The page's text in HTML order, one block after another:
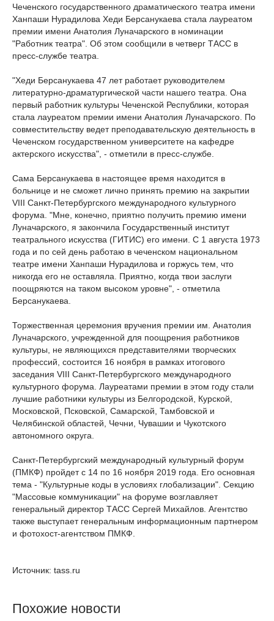
Чеченского государственного драматического театра имени
Ханпаши Нурадилова Хеди Берсанукаева стала лауреатом
премии имени Анатолия Луначарского в номинации
"Работник театра". Об этом сообщили в четверг ТАСС в
пресс-службе театра.
"Хеди Берсанукаева 47 лет работает руководителем
литературно-драматургической части нашего театра. Она
первый работник культуры Чеченской Республики, которая
стала лауреатом премии имени Анатолия Луначарского. По
совместительству ведет преподавательскую деятельность в
Чеченском государственном университете на кафедре
актерского искусства", - отметили в пресс-службе.
Сама Берсанукаева в настоящее время находится в
больнице и не сможет лично принять премию на закрытии
VIII Санкт-Петербургского международного культурного
форума. "Мне, конечно, приятно получить премию имени
Луначарского, я закончила Государственный институт
театрального искусства (ГИТИС) его имени. С 1 августа 1973
года и по сей день работаю в чеченском национальном
театре имени Ханпаши Нурадилова и горжусь тем, что
никогда его не оставляла. Приятно, когда твои заслуги
поощряются на таком высоком уровне", - отметила
Берсанукаева.
Торжественная церемония вручения премии им. Анатолия
Луначарского, учрежденной для поощрения работников
культуры, не являющихся представителями творческих
профессий, состоится 16 ноября в рамках итогового
заседания VIII Санкт-Петербургского международного
культурного форума. Лауреатами премии в этом году стали
лучшие работники культуры из Белгородской, Курской,
Московской, Псковской, Самарской, Тамбовской и
Челябинской областей, Чечни, Чувашии и Чукотского
автономного округа.
Санкт-Петербургский международный культурный форум
(ПМКФ) пройдет с 14 по 16 ноября 2019 года. Его основная
тема - "Культурные коды в условиях глобализации". Секцию
"Массовые коммуникации" на форуме возглавляет
генеральный директор ТАСС Сергей Михайлов. Агентство
также выступает генеральным информационным партнером
и фотохост-агентством ПМКФ.
Источник: tass.ru
Похожие новости